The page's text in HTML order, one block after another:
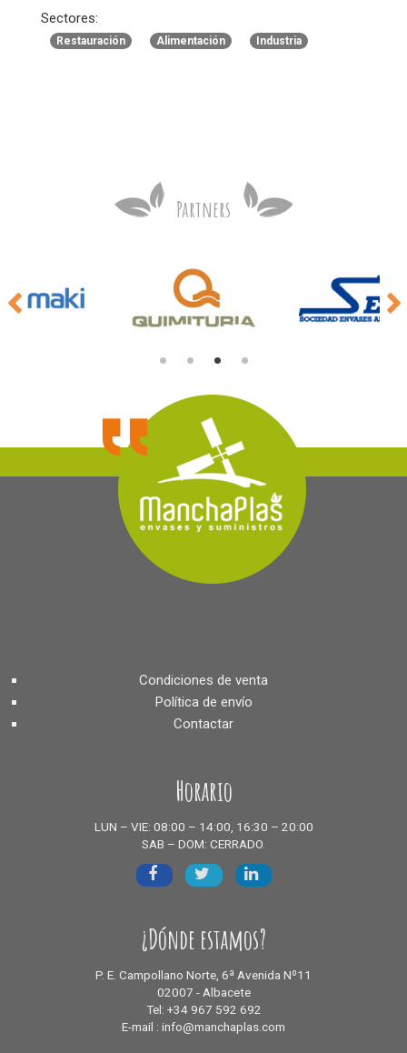
Sectores:
Restauración Alimentación Industria
Partners
Condiciones de venta
Política de envío
Contactar
Horario
LUN – VIE: 08:00 – 14:00, 16:30 – 20:00
SAB – DOM: CERRADO.
¿Dónde estamos?
P. E. Campollano Norte, 6ª Avenida Nº11
02007 - Albacete
Tel: +34 967 592 692
E-mail : info@manchaplas.com